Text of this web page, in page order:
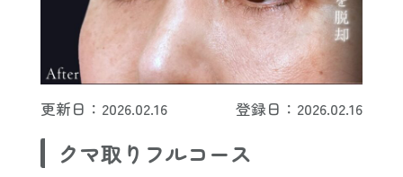
更新日：2026.02.16 登録日：2026.02.16
クマ取りフルコース